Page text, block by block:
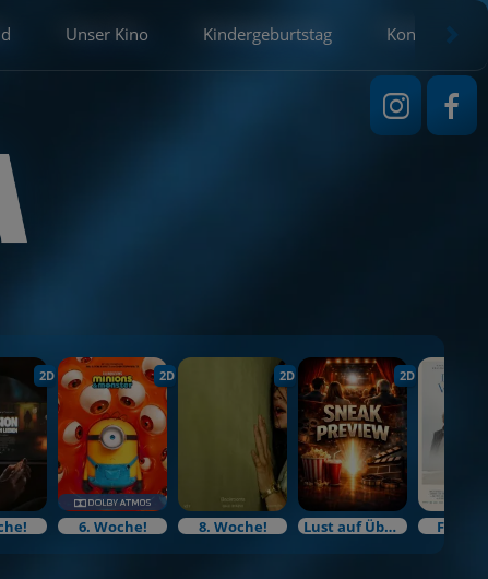
Unser Kino Kindergeburtstag Kontakt
2D 2D
6. Woche!
2D
8. Woche!
2D
Lust auf Überraschung?